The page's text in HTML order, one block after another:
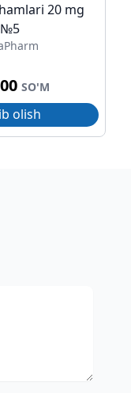
20 mg
№5
SO'M
olish